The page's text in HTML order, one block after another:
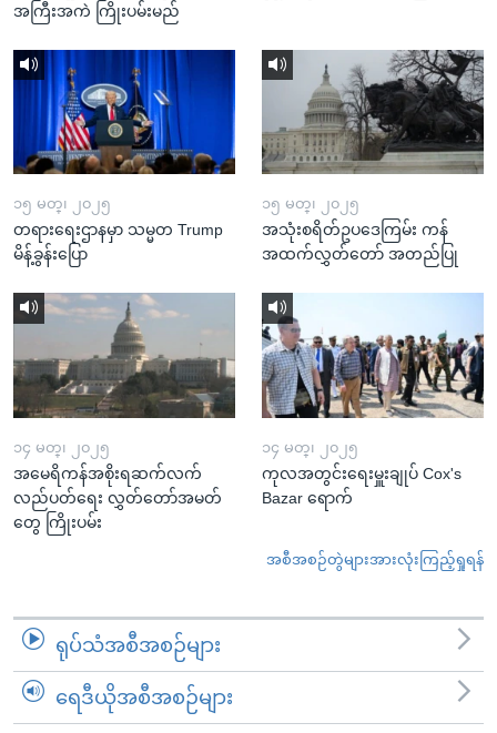
အကြီးအကဲ ကြိုးပမ်းမည်
၁၅ မတ္၊ ၂၀၂၅
တရားရေးဌာနမှာ သမ္မတ Trump
မိန့်ခွန်းပြော
၁၅ မတ္၊ ၂၀၂၅
အသုံးစရိတ်ဥပဒေကြမ်း ကန်
အထက်လွှတ်တော် အတည်ပြု
၁၄ မတ္၊ ၂၀၂၅
အမေရိကန်အစိုးရဆက်လက်
လည်ပတ်ရေး လွှတ်တော်အမတ်
တွေ ကြိုးပမ်း
၁၄ မတ္၊ ၂၀၂၅
ကုလအတွင်းရေးမှူးချုပ် Cox's
Bazar ရောက်
အစီအစဉ်တွဲများအားလုံးကြည့်ရှုရန်
ရုပ်သံအစီအစဉ်များ
ရေဒီယိုအစီအစဉ်များ